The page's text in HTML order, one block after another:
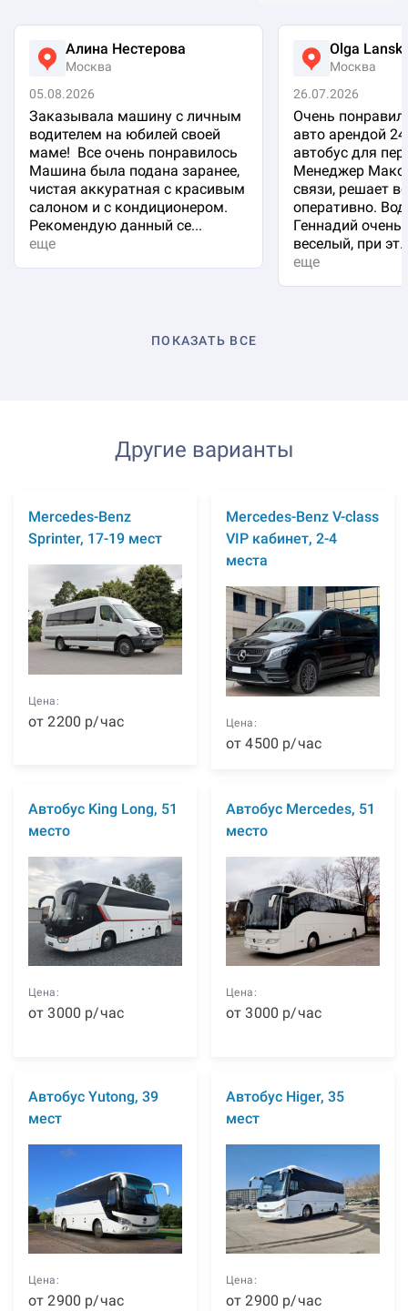
Алина Нестерова
Москва
05.08.2026
Заказывала машину с личным
водителем на юбилей своей
маме! Все очень понравилось
Машина была подана заранее,
чистая аккуратная с красивым
салоном и с кондиционером.
Рекомендую данный се...
еще
Olga
Москва
26.07.2026
Очень
авто арендой
автобус для
Менеджер
связи, решает
оперативно.
Геннадий очень
веселый, при
еще
ПОКАЗАТЬ ВСЕ
Другие варианты
Mercedes-Benz
Sprinter, 17-19 мест
Цена:
от2200 р/час
Mercedes-Benz V-class
VIP кабинет, 2-4
места
Цена:
от4500 р/час
Автобус King Long, 51
место
Цена:
от3000 р/час
Автобус Mercedes, 51
место
Цена:
от3000 р/час
Автобус Yutong, 39
мест
Цена:
от2900 р/час
Автобус Higer, 35
мест
Цена:
от2900 р/час